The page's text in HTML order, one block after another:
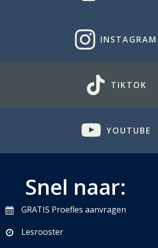
INSTAGRAM
TIKTOK
YOUTUBE
Snel naar:
GRATIS Proefles aanvragen
Lesrooster